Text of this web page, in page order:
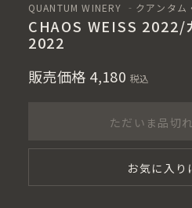
QUANTUM WINERY ‐クアンタム
CHAOS WEISS 2022/
2022
販売価格 4,180 税込
ただいま品切
お気に入り